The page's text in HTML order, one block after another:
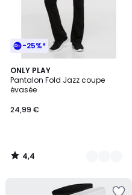
-25%*
ONLY PLAY
Pantalon Fold Jazz coupe
évasée
24,99 €
4,4
/ 5
2
Couleurs
4,4
/